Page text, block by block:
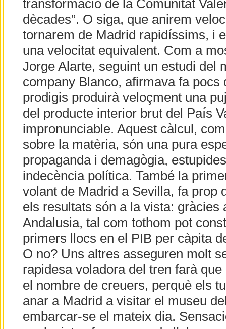
transformació de la Comunitat
dècades”. O siga, que anirem
tornarem de Madrid rapidíssims, i
una velocitat equivalent. Com a
Jorge Alarte, seguint un estudi del
company Blanco, afirmava fa pocs
prodigis produirà veloçment una
del producte interior brut del País
impronunciable. Aquest càlcul,
sobre la matèria, són una pura
propaganda i demagògia,
indecència política. També la
volant de Madrid a Sevilla, fa prop
els resultats són a la vista: gràcies
Andalusia, tal com tothom pot
primers llocs en el PIB per càpita
O no? Uns altres asseguren molt
rapidesa voladora del tren farà
el nombre de creuers, perquè els
anar a Madrid a visitar el museu
embarcar-se el mateix dia.